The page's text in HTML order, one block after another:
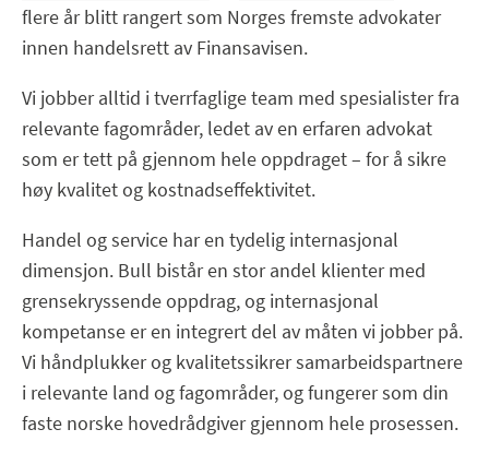
flere år blitt rangert som Norges fremste advokater
innen handelsrett av Finansavisen.
Vi jobber alltid i tverrfaglige team med spesialister fra
relevante fagområder, ledet av en erfaren advokat
som er tett på gjennom hele oppdraget – for å sikre
høy kvalitet og kostnadseffektivitet.
Handel og service har en tydelig internasjonal
dimensjon. Bull bistår en stor andel klienter med
grensekryssende oppdrag, og internasjonal
kompetanse er en integrert del av måten vi jobber på.
Vi håndplukker og kvalitetssikrer samarbeidspartnere
i relevante land og fagområder, og fungerer som din
faste norske hovedrådgiver gjennom hele prosessen.